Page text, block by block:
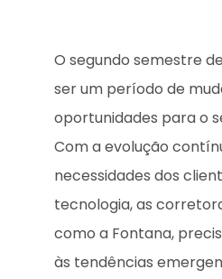
O segundo semestre
ser um período de
oportunidades para o
Com a evolução
necessidades dos
tecnologia, as
como a Fontana,
às tendências